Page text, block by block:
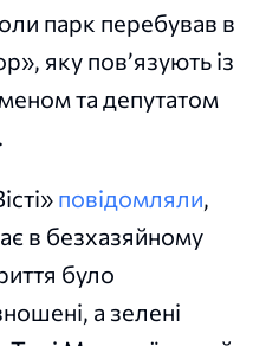
парк перебував в
яку пов’язують із
та депутатом
повідомляли,
в безхазяйному
було
а зелені